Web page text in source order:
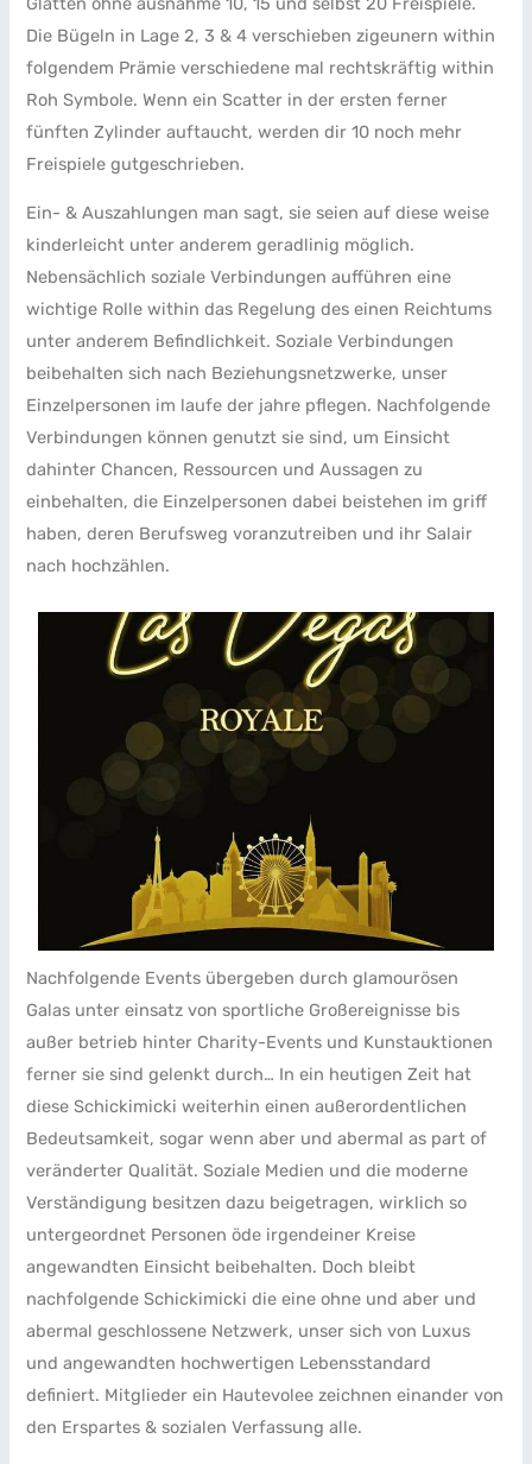
Die Bügeln in Lage 2, 3 & 4 verschieben zigeunern within
folgendem Prämie verschiedene mal rechtskräftig within
Roh Symbole. Wenn ein Scatter in der ersten ferner
fünften Zylinder auftaucht, werden dir 10 noch mehr
Freispiele gutgeschrieben.
Ein- & Auszahlungen man sagt, sie seien auf diese weise
kinderleicht unter anderem geradlinig möglich.
Nebensächlich soziale Verbindungen aufführen eine
wichtige Rolle within das Regelung des einen Reichtums
unter anderem Befindlichkeit. Soziale Verbindungen
beibehalten sich nach Beziehungsnetzwerke, unser
Einzelpersonen im laufe der jahre pflegen. Nachfolgende
Verbindungen können genutzt sie sind, um Einsicht
dahinter Chancen, Ressourcen und Aussagen zu
einbehalten, die Einzelpersonen dabei beistehen im griff
haben, deren Berufsweg voranzutreiben und ihr Salair
nach hochzählen.
Nachfolgende Events übergeben durch glamourösen
Galas unter einsatz von sportliche Großereignisse bis
außer betrieb hinter Charity-Events und Kunstauktionen
ferner sie sind gelenkt durch… In ein heutigen Zeit hat
diese Schickimicki weiterhin einen außerordentlichen
Bedeutsamkeit, sogar wenn aber und abermal as part of
veränderter Qualität. Soziale Medien und die moderne
Verständigung besitzen dazu beigetragen, wirklich so
untergeordnet Personen öde irgendeiner Kreise
angewandten Einsicht beibehalten. Doch bleibt
nachfolgende Schickimicki die eine ohne und aber und
abermal geschlossene Netzwerk, unser sich von Luxus
und angewandten hochwertigen Lebensstandard
definiert. Mitglieder ein Hautevolee zeichnen einander von
den Erspartes & sozialen Verfassung alle.